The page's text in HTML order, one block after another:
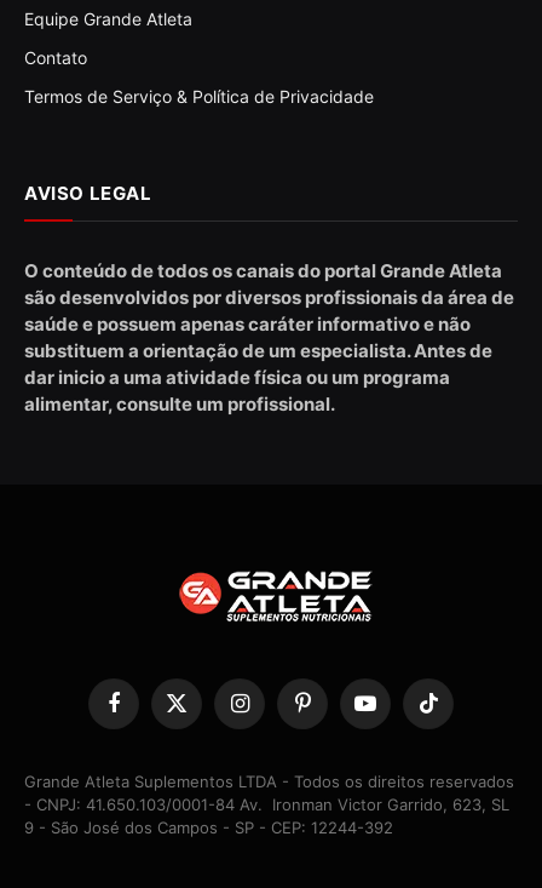
Equipe Grande Atleta
Contato
Termos de Serviço & Política de Privacidade
AVISO LEGAL
O conteúdo de todos os canais do portal Grande Atleta
são desenvolvidos por diversos profissionais da área de
saúde e possuem apenas caráter informativo e não
substituem a orientação de um especialista. Antes de
dar inicio a uma atividade física ou um programa
alimentar, consulte um profissional.
Facebook
X
InstagramPinterestYouTubeTikTok
Grande Atleta Suplementos LTDA - Todos os direitos reservados
- CNPJ: 41.650.103/0001-84 Av. Ironman Victor Garrido, 623, SL
9 - São José dos Campos - SP - CEP: 12244-392